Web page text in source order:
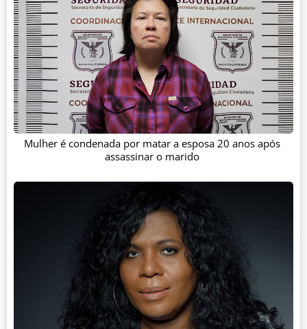
Mulher é condenada por matar a esposa 20 anos após
assassinar o marido